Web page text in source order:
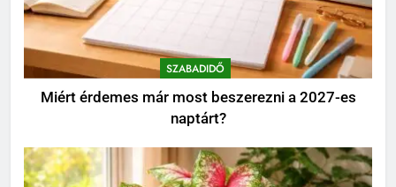
6
Walipini építése házilag: ezekre
figyelj, mielőtt ásni kezdesz
Karbamid a kozmetikumokban:
Hatásmechanizmus,
SZABADIDŐ
Miért érdemes már most beszerezni a 2027-es
naptárt?